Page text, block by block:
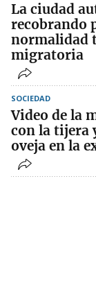
La ciudad
recobrando
normalidad
migratoria
SOCIEDAD
Video de la
con la tijera
oveja en la